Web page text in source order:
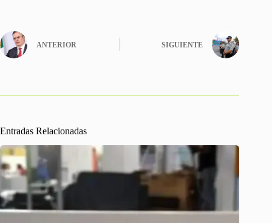
ANTERIOR SIGUIENTE
Entradas Relacionadas